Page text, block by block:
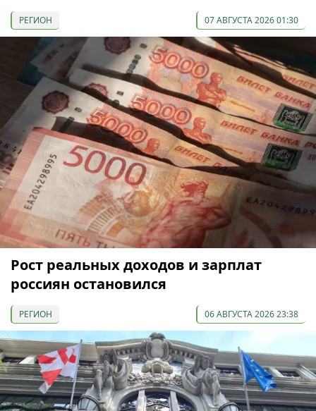
РЕГИОН 07 АВГУСТА 2026 01:30
Рост реальных доходов и зарплат
россиян остановился
РЕГИОН 06 АВГУСТА 2026 23:38